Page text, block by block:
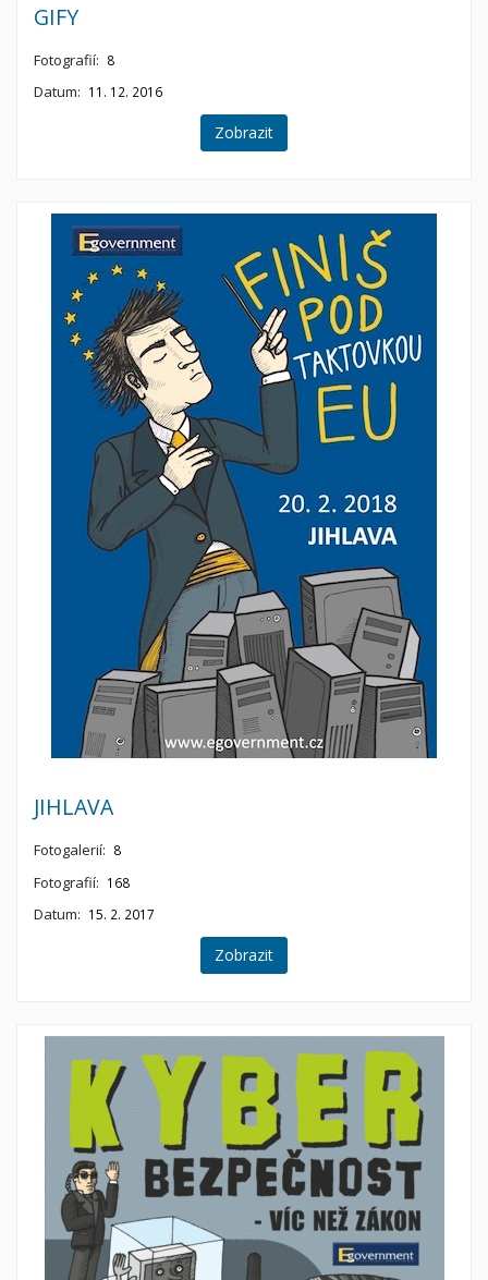
GIFY
Fotografií: 8
Datum: 11. 12. 2016
Zobrazit
JIHLAVA
Fotogalerií: 8
Fotografií: 168
Datum: 15. 2. 2017
Zobrazit